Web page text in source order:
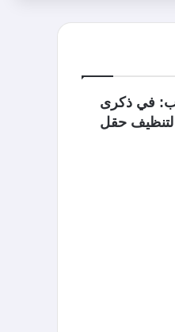
في ذكرى
لتنظيف حقل